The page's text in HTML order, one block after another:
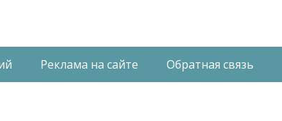
Реклама на сайте Обратная связь